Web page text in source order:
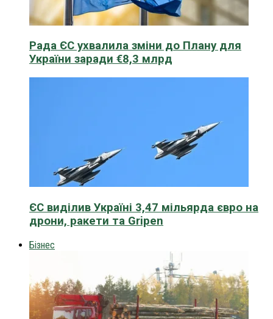
Рада ЄС ухвалила зміни до Плану для
України заради €8,3 млрд
ЄС виділив Україні 3,47 мільярда євро на
дрони, ракети та Gripen
Бізнес